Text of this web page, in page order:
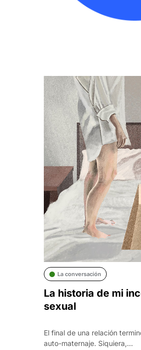
La conversación
La historia de mi
sexual
El final de una relación
auto-maternaje. Siquiera,...